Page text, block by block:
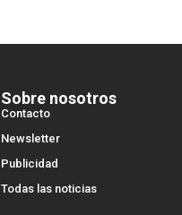
Sobre nosotros
Contacto
Newsletter
Publicidad
Todas las noticias